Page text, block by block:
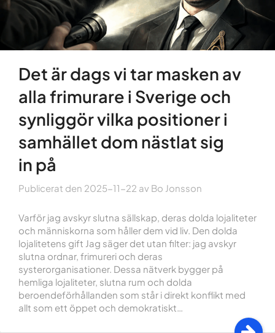
Det är dags vi tar masken av
alla frimurare i Sverige och
synliggör vilka positioner i
samhället dom nästlat sig
in på
Publicerat den 2025-11-22 av Bo Jonsson
Varför jag avskyr slutna sällskap, deras dolda lojaliteter
och människorna som håller dem vid liv. Den dolda
lojalitetens gift Jag säger det utan filter: jag avskyr
slutna ordnar, frimureri och deras
systerorganisationer. Dessa nätverk bygger på
hemliga lojaliteter, slutna rum och dolda
beroendeförhållanden som står i direkt konflikt med
allt som ett öppet och demokratiskt…